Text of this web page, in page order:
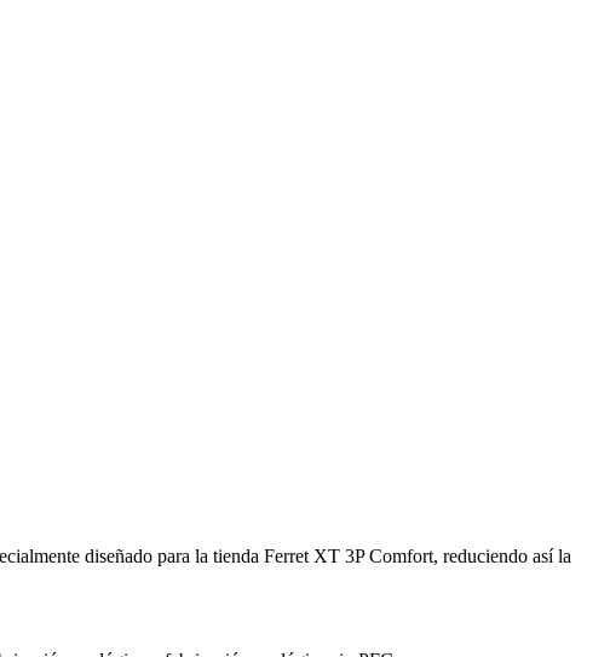
diseñado para la tienda Ferret XT 3P Comfort, reduciendo así la